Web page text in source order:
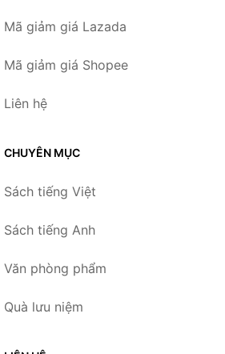
Mã giảm giá Lazada
Mã giảm giá Shopee
Liên hệ
CHUYÊN MỤC
Sách tiếng Việt
Sách tiếng Anh
Văn phòng phẩm
Quà lưu niệm